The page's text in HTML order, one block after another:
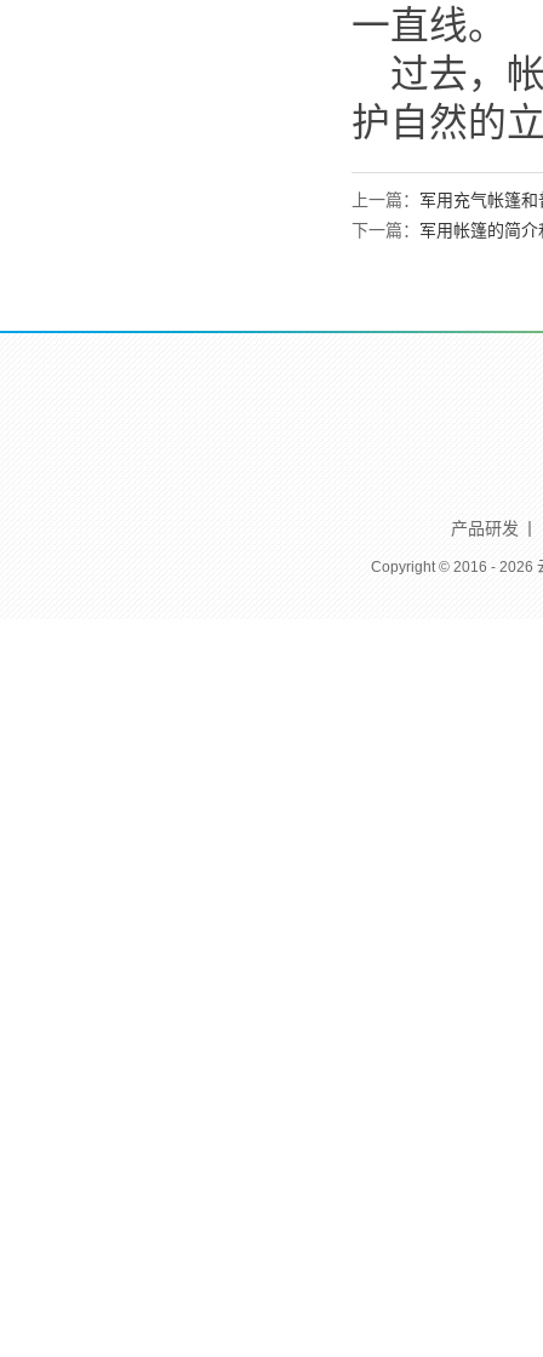
一直线。
过去，帐
护自然的
上一篇： 军用充气帐篷
下一篇： 军用帐篷的简介
产品研发
Copyright © 2016 - 2026